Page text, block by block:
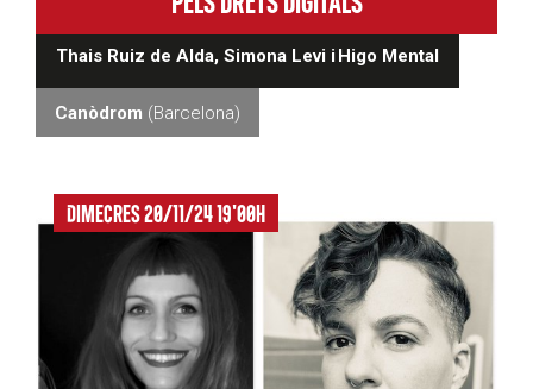
Thais Ruiz de Alda, Simona Levi iHigo Mental
Canòdrom (Barcelona)
Dimecres 20/11/24 19'00h